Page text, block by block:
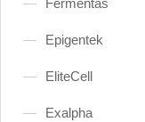
Fermentas
Epigentek
EliteCell
Exalpha